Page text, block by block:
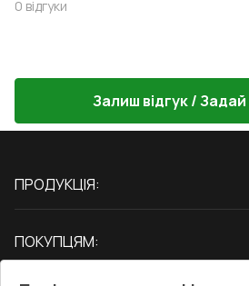
0 відгуки
Залиш відгук /
ПРОДУКЦІЯ:
Двері
ПОКУПЦЯМ: